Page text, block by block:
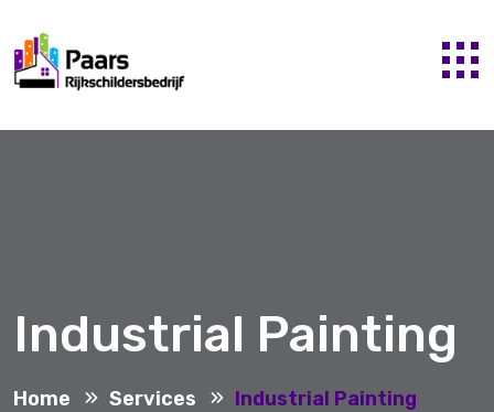
Industrial Painting
Home Services Industrial Painting